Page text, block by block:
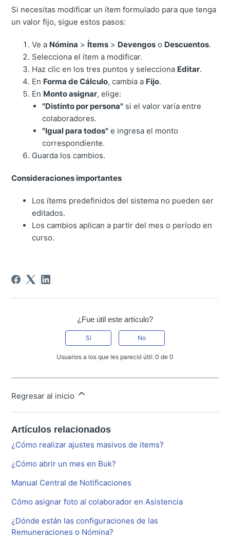
Si necesitas modificar un ítem formulado para que tenga
un valor fijo, sigue estos pasos:
Ve a Nómina > Ítems > Devengos o Descuentos.
Selecciona el ítem a modificar.
Haz clic en los tres puntos y selecciona Editar.
En Forma de Cálculo, cambia a Fijo.
En Monto asignar, elige:
"Distinto por persona" si el valor varía entre
colaboradores.
"Igual para todos" e ingresa el monto
correspondiente.
Guarda los cambios.
Consideraciones importantes
Los ítems predefinidos del sistema no pueden ser
editados.
Los cambios aplican a partir del mes o período en
curso.
¿Fue útil este artículo?
Sí No
Usuarios a los que les pareció útil: 0 de 0
Regresar al inicio
Artículos relacionados
¿Cómo realizar ajustes masivos de items?
¿Cómo abrir un mes en Buk?
Manual Central de Notificaciones
Cómo asignar foto al colaborador en Asistencia
¿Dónde están las configuraciones de las
Remuneraciones o Nómina?